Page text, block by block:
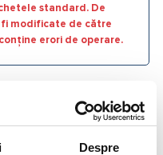
Despre
standard. De
fi modificate de către
erori de operare.